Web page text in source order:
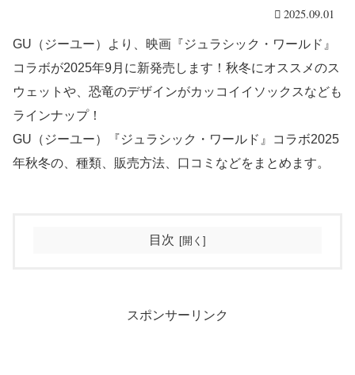
2025.09.01
GU（ジーユー）より、映画『ジュラシック・ワールド』
コラボが2025年9月に新発売します！秋冬にオススメのス
ウェットや、恐竜のデザインがカッコイイソックスなども
ラインナップ！
GU（ジーユー）『ジュラシック・ワールド』コラボ2025
年秋冬の、種類、販売方法、口コミなどをまとめます。
目次
スポンサーリンク